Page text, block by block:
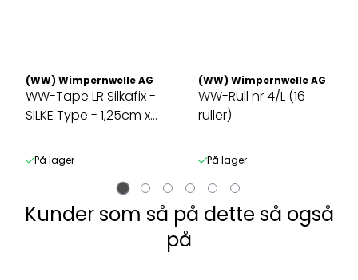
(WW) Wimpernwelle AG
WW-Tape LR Silkafix -
SILKE Type - 1,25cm x
På lager
(WW) Wimpernwelle AG
WW-Rull nr 4/L (16
ruller)
På lager
Kunder som så på dette så også
på